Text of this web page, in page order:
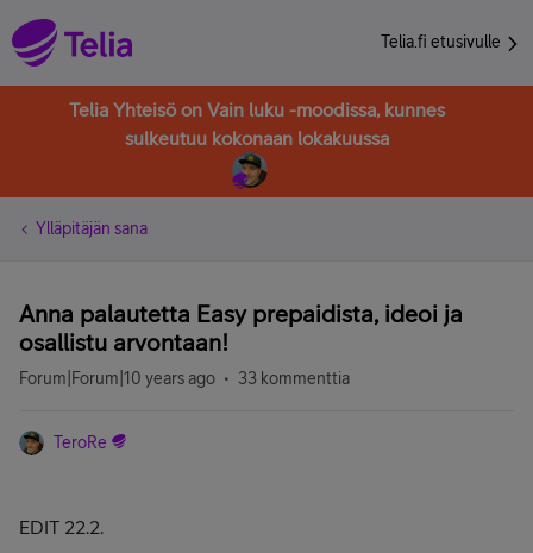
Telia.fi etusivulle
Telia Yhteisö on Vain luku -moodissa, kunnes
sulkeutuu kokonaan lokakuussa
Ylläpitäjän sana
Anna palautetta Easy prepaidista, ideoi ja
osallistu arvontaan!
Forum|Forum|10 years ago 33 kommenttia
TeroRe
EDIT 22.2.